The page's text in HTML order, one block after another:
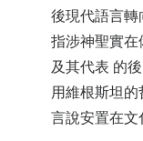
後現代語言
指涉神聖實
及其代表 的
用維根斯坦
言說安置在